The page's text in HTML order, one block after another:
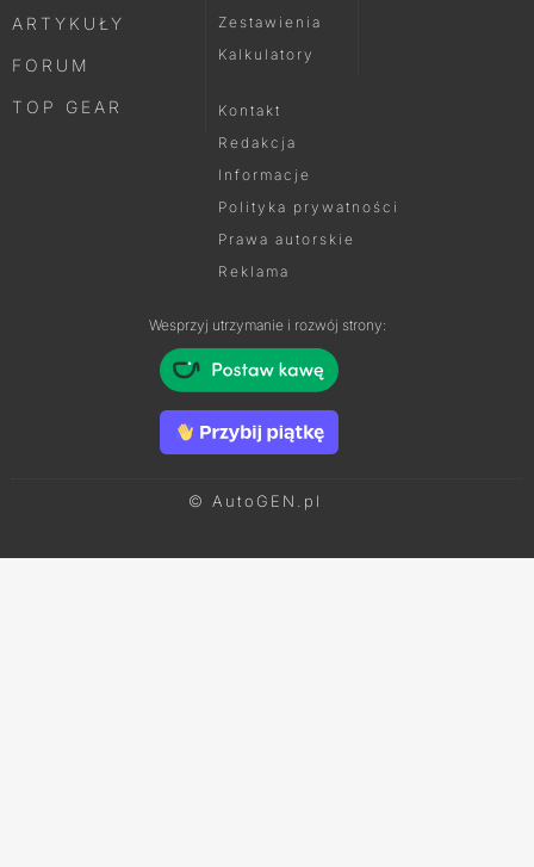
ARTYKUŁY
FORUM
TOP GEAR
Zestawienia
Kalkulatory
Kontakt
Redakcja
Informacje
Polityka prywatności
Prawa autorskie
Reklama
Wesprzyj utrzymanie i rozwój strony:
© AutoGEN.pl